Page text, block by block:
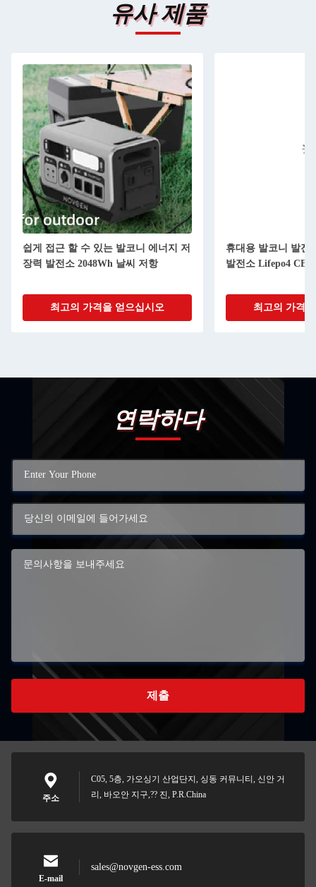
유사 제품
쉽게 접근 할 수 있는 발코니 에너지 저
장력 발전소 2048Wh 날씨 저항
최고의 가격을 얻으십시오
휴대용 발코니 발전
발전소 Lifepo4 CE
최고의 가격
연락하다
제출
주소
C05, 5층, 가오싱기 산업단지, 싱동 커뮤니티, 신안 거
리, 바오안 지구,?? 진, P.R.China
E-mail
sales@novgen-ess.com